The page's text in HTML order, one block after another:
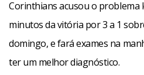
Corinthians acusou o problema
minutos da vitória por 3 a 1
domingo, e fará exames na
ter um melhor diagnóstico.